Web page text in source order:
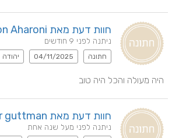
חוות דעת מאת Eylon Aharoni
ניתנה לפני 9 חודשים
חתונה 04/11/2025 יהודה
היה מעולה והכל היה טוב
חוות דעת מאת ofir guttman
ניתנה לפני מעל שנה אחת